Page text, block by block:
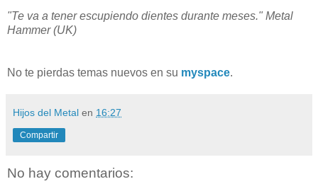
"Te va a tener escupiendo dientes durante meses." Metal
Hammer (UK)
No te pierdas temas nuevos en su myspace.
Hijos del Metal en 16:27
Compartir
No hay comentarios: